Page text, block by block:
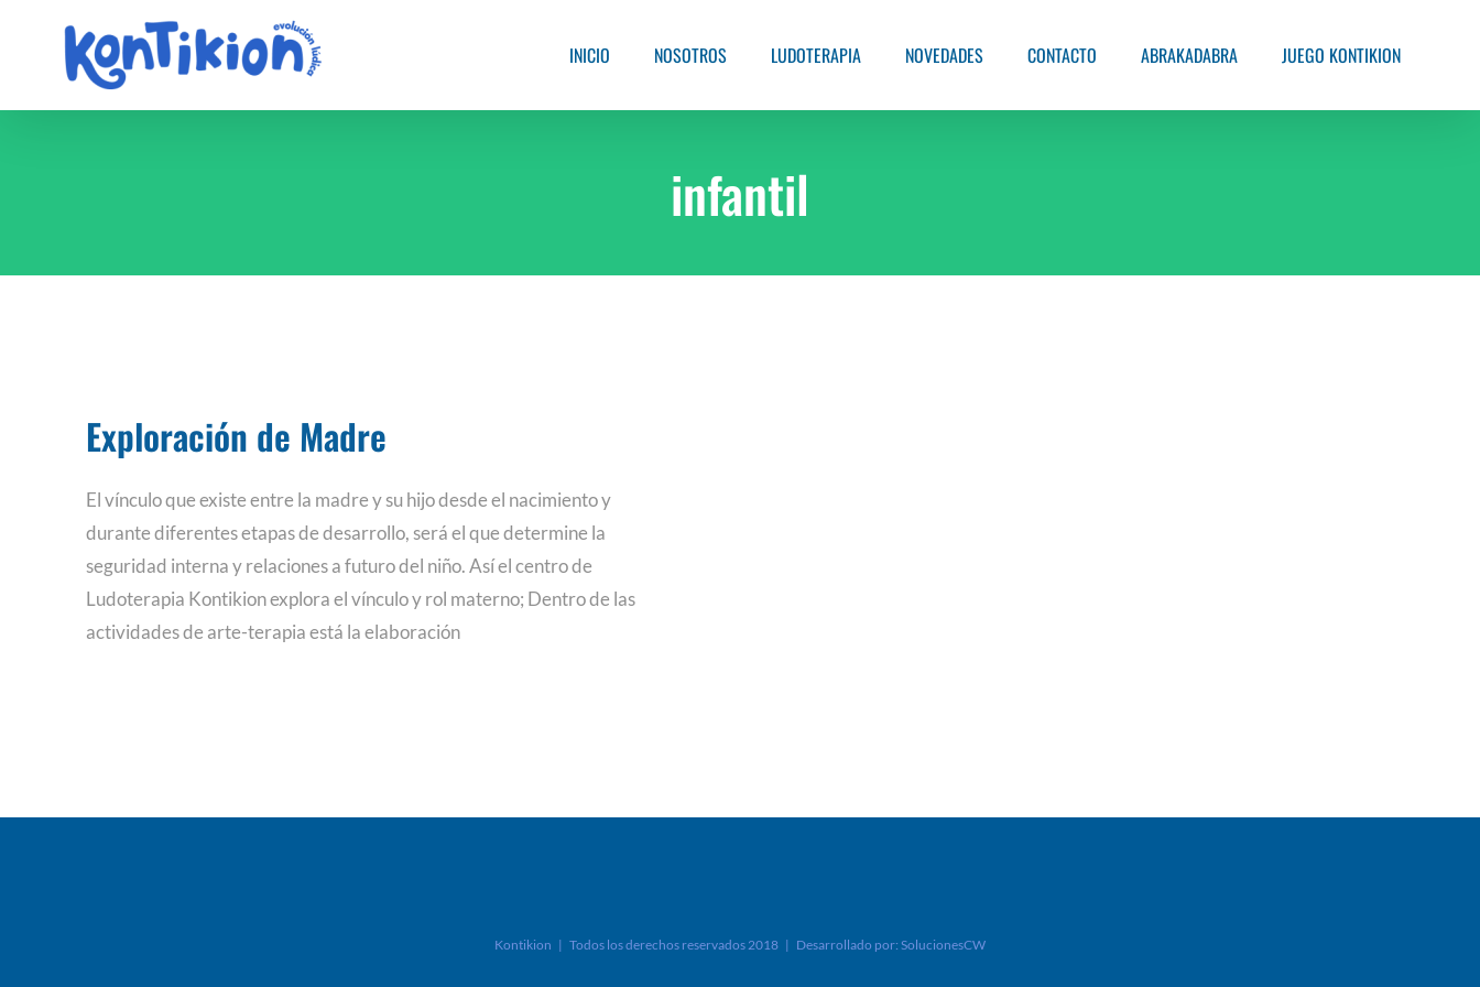
contenido
INICIO NOSOTROS LUDOTERAPIA NOVEDADES CONTACTO ABRAKADABRA JUEGO KONTIKION
infantil
Exploración de Madre
El vínculo que existe entre la madre y su hijo desde el nacimiento y
durante diferentes etapas de desarrollo, será el que determine la
seguridad interna y relaciones a futuro del niño. Así el centro de
Ludoterapia Kontikion explora el vínculo y rol materno; Dentro de las
actividades de arte-terapia está la elaboración
Kontikion | Todos los derechos reservados 2018 | Desarrollado por: SolucionesCW